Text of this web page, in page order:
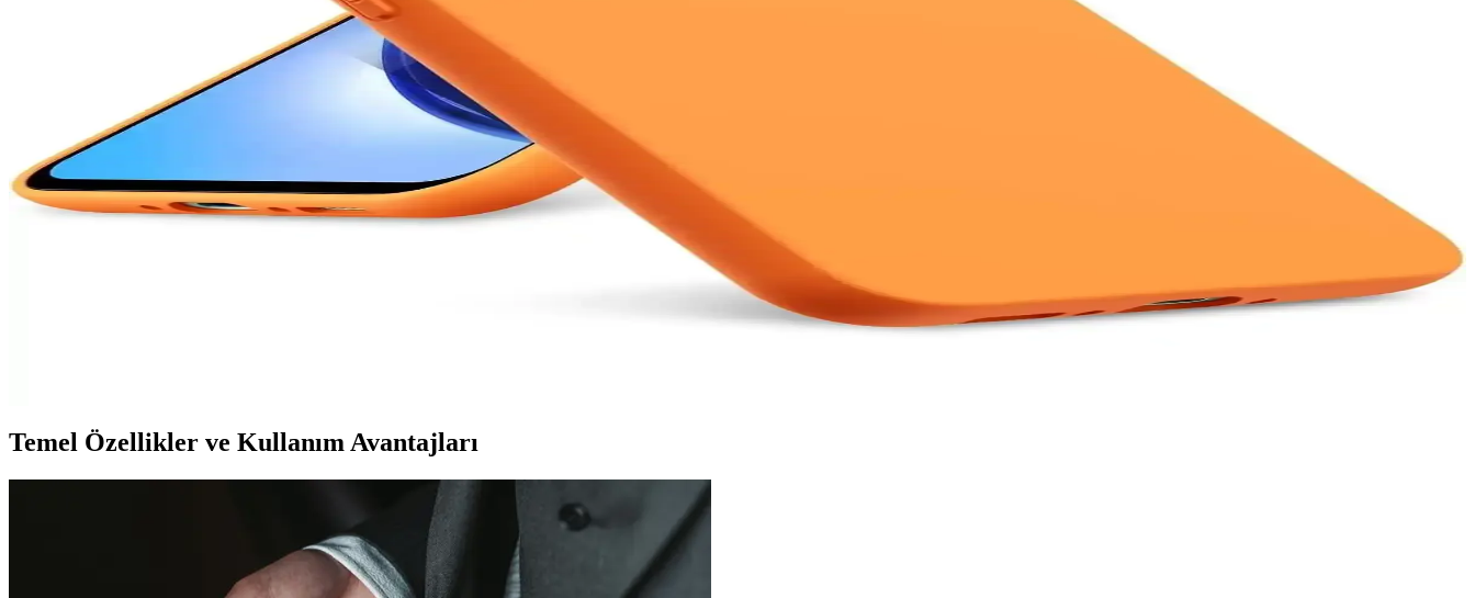
Poco telefonlar, güçlü işlemci, yüksek RAM, geniş depolama, kaliteli ekran ve gelişmiş kamera özellikleriyle kullanıcıların ilgisini çekiyor. Batarya ve yazılım desteğiyle de öne çıkıyor.
Galaxy A12 ve A36 Modellerinin Boyutları ve Kullanım İçin En Uygun Seçenekler
Galaxy A12 ve A36 modellerinin boyutları hakkında detaylar, kullanım alışkanlıklarına uygun telefon seçimi için önemli kriterler ve öneriler içerir.
8000 mAh Kapasiteli Telefon Bataryası: Uzun Süreli Kullanım ve Teknolojik Özellikler
8000 mAh batarya, uzun kullanım ve yüksek performans sağlar. Teknolojik gelişmelerle optimize edilen bu bataryalar, taşınabilirlik ve hızlı şarj özellikleriyle öne çıkar.
Samsung'un Uygun Fiyatlı ve Performanslı Orta Segment Akıllı Telefon Modelleri
Samsung'un uygun fiyatlı ve performanslı orta segment telefonları, geniş ekran, güçlü işlemci ve uzun batarya ömrü ile günlük kullanım ve hafif oyunlar için ideal seçenekler sunuyor.
Temel Özellikler ve Kullanım Avantajları